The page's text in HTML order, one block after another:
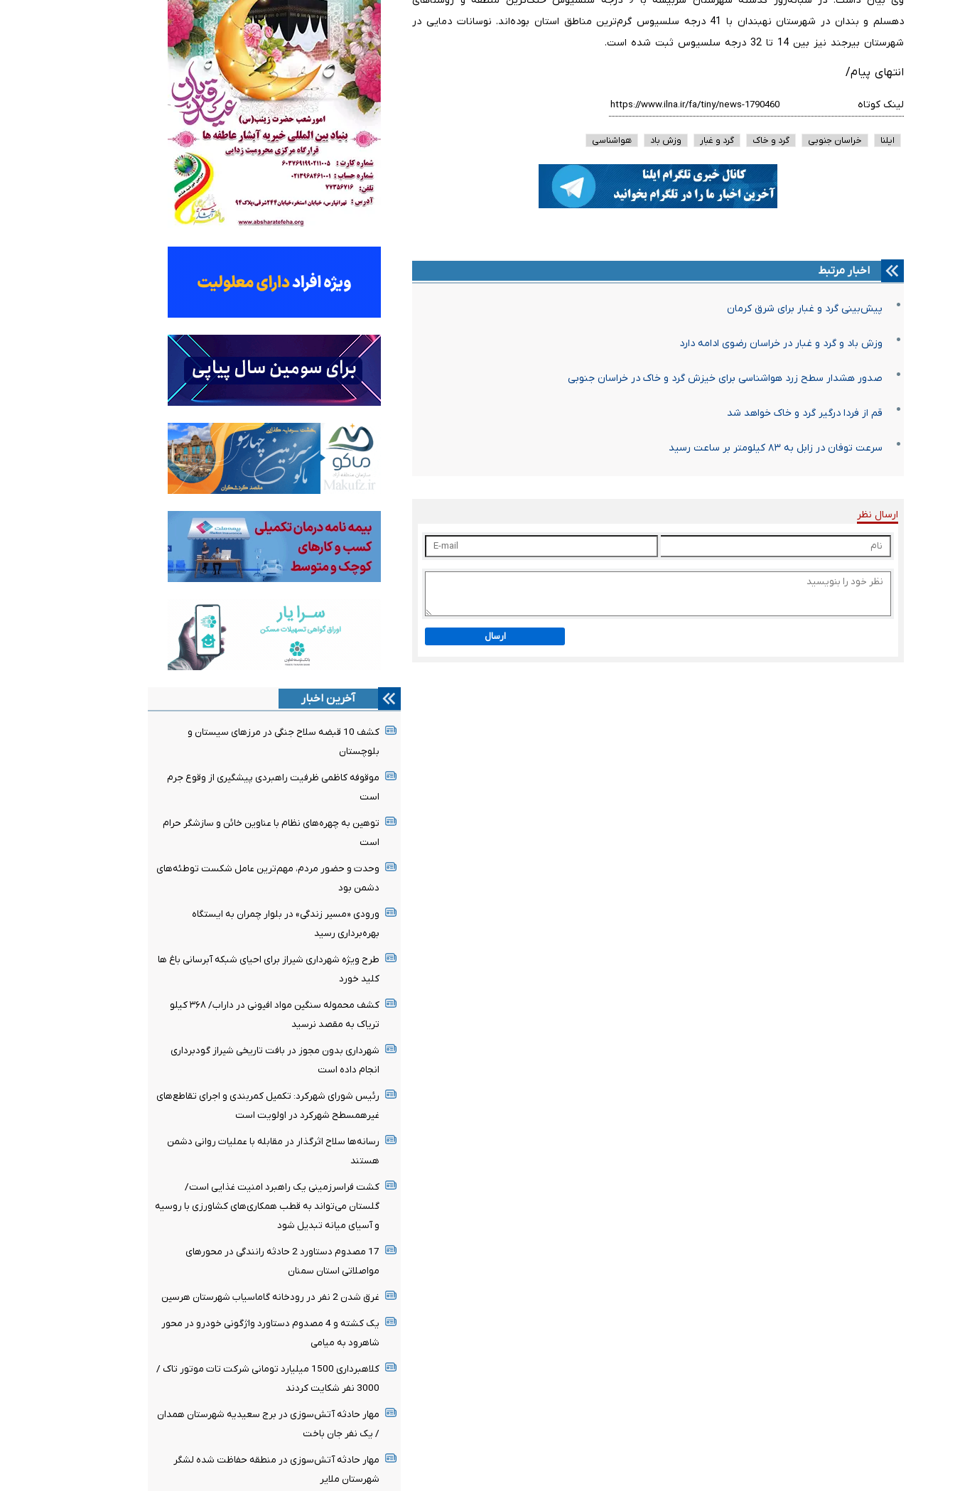
دهسلم و بندان در شهرستان نهبندان با 41 درجه سلسیوس گرم‌ترین مناطق استان بوده‌اند. نوسانات دمایی در
شهرستان بیرجند نیز بین 14 تا 32 درجه سلسیوس ثبت شده است.
انتهای پیام/
لینک کوتاه
ایلنا خراسان جنوبی گرد و خاک گرد و غبار وزش باد هواشناسی
اخبار مرتبط
پیش‌بینی گرد و غبار برای شرق کرمان
وزش باد و گرد و غبار در خراسان رضوی ادامه دارد
صدور هشدار سطح زرد هواشناسی برای خیزش گرد و خاک در خراسان جنوبی
قم از فردا درگیر گرد و خاک خواهد شد
سرعت توفان در زابل به ۸۳ کیلومتر بر ساعت رسید
ارسال نظر
ارسال
آخرین اخبار
کشف 10 قبضه سلاح جنگی در مرزهای سیستان و
بلوچستان
موقوفه کاظمی ظرفیت راهبردی پیشگیری از وقوع جرم
است
توهین به چهره‌های نظام با عناوین خائن و سازشگر حرام
است
وحدت و حضور مردم، مهم‌ترین عامل شکست توطئه‌های
دشمن بود
ورودی «مسیر زندگی» در بلوار چمران به ایستگاه
بهره‌برداری رسید
طرح ویژه شهرداری شیراز برای احیای شبکه آبرسانی باغ ها
کلید خورد
کشف محموله سنگین مواد افیونی در داراب/ ۳۶۸ کیلو
تریاک به مقصد نرسید
شهرداری بدون مجوز در بافت تاریخی شیراز گودبرداری
انجام داده است
رئیس شورای شهرکرد: تکمیل کمربندی و اجرای تقاطع‌های
غیرهمسطح شهرکرد در اولویت است
رسانه‌ها سلاح اثرگذار در مقابله با عملیات روانی دشمن
هستند
کشت فراسرزمینی یک راهبرد امنیت غذایی است/
گلستان می‌تواند به قطب همکاری‌های کشاورزی با روسیه
و آسیای میانه تبدیل شود
17 مصدوم دستاورد 2 حادثه رانندگی در محورهای
مواصلاتی استان سمنان
غرق شدن 2 نفر در رودخانه گاماسیاب شهرستان هرسین
یک کشته و 4 مصدوم دستاورد واژگونی خودرو در محور
شاهرود به میامی
کلاهبرداری 1500 میلیارد تومانی شرکت تات موتور تاک /
3000 نفر شکایت کردند
مهار حادثه آتش‌سوزی در برج سعیدیه شهرستان همدان
/ یک نفر جان باخت
مهار حادثه آتش‌سوزی در منطقه حفاظت شده لشگر
شهرستان ملایر